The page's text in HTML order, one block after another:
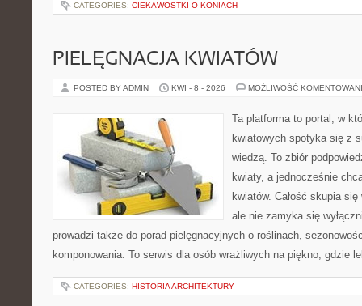
CATEGORIES: CIEKAWOSTKI O KONIACH
PIELĘGNACJA KWIATÓW
POSTED BY ADMIN KWI - 8 - 2026 MOŻLIWOŚĆ
Ta platforma to portal, w
kwiatowych spotyka się z
wiedzą. To zbiór
kwiaty, a jednocześnie
kwiatów. Całość skupia
ale nie zamyka się
prowadzi także do porad pielęgnacyjnych o roślinach,
komponowania. To serwis dla osób wrażliwych na piękno, gdzie
CATEGORIES: HISTORIA ARCHITEKTURY